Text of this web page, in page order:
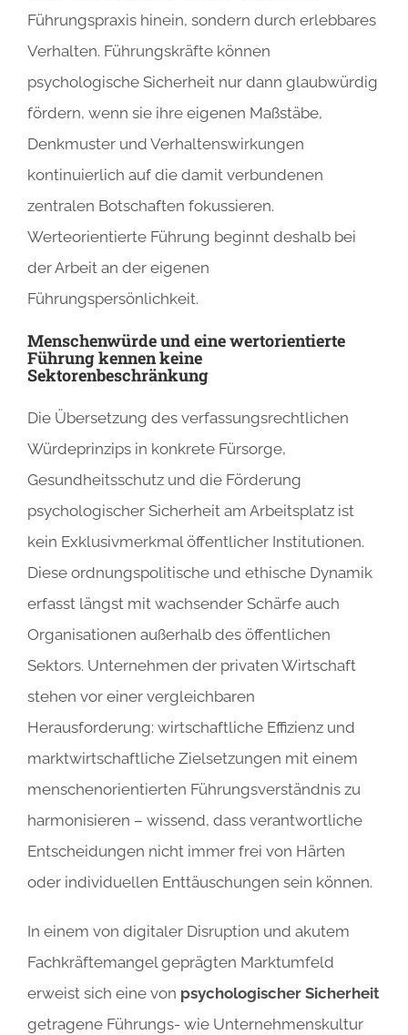
Führungspraxis hinein, sondern durch erlebbares
Verhalten. Führungskräfte können
psychologische Sicherheit nur dann glaubwürdig
fördern, wenn sie ihre eigenen Maßstäbe,
Denkmuster und Verhaltenswirkungen
kontinuierlich auf die damit verbundenen
zentralen Botschaften fokussieren.
Werteorientierte Führung beginnt deshalb bei
der Arbeit an der eigenen
Führungspersönlichkeit.
Menschenwürde und eine wertorientierte
Führung kennen keine
Sektorenbeschränkung
Die Übersetzung des verfassungsrechtlichen
Würdeprinzips in konkrete Fürsorge,
Gesundheitsschutz und die Förderung
psychologischer Sicherheit am Arbeitsplatz ist
kein Exklusivmerkmal öffentlicher Institutionen.
Diese ordnungspolitische und ethische Dynamik
erfasst längst mit wachsender Schärfe auch
Organisationen außerhalb des öffentlichen
Sektors. Unternehmen der privaten Wirtschaft
stehen vor einer vergleichbaren
Herausforderung: wirtschaftliche Effizienz und
marktwirtschaftliche Zielsetzungen mit einem
menschenorientierten Führungsverständnis zu
harmonisieren – wissend, dass verantwortliche
Entscheidungen nicht immer frei von Härten
oder individuellen Enttäuschungen sein können.
In einem von digitaler Disruption und akutem
Fachkräftemangel geprägten Marktumfeld
erweist sich eine von psychologischer Sicherheit
getragene Führungs- wie Unternehmenskultur